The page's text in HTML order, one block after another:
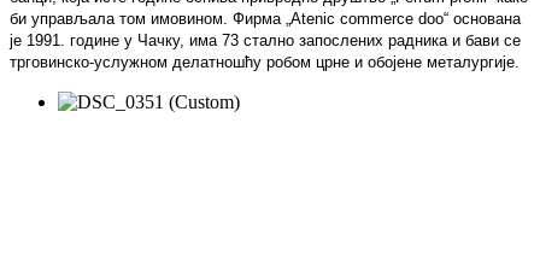
би управљала том имовином. Фирма „Atenic commerce doo“ основана
је 1991. године у Чачку, има 73 стално запослених радника и бави се
трговинско-услужном делатношћу робом црне и обојене металургије.